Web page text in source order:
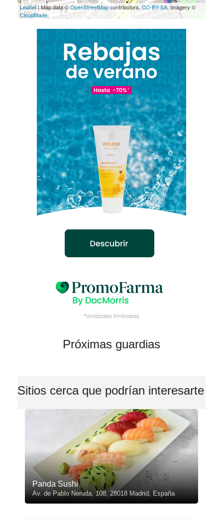
100 m
500 ft
Leaflet| Map data ©OpenStreetMapcontributors, CC-BY-SA, Imagery ©
CloudMade
Próximas guardias
Sitios cerca que podrían interesarte
Panda Sushi
Av. de Pablo Neruda, 108, 28018 Madrid, España